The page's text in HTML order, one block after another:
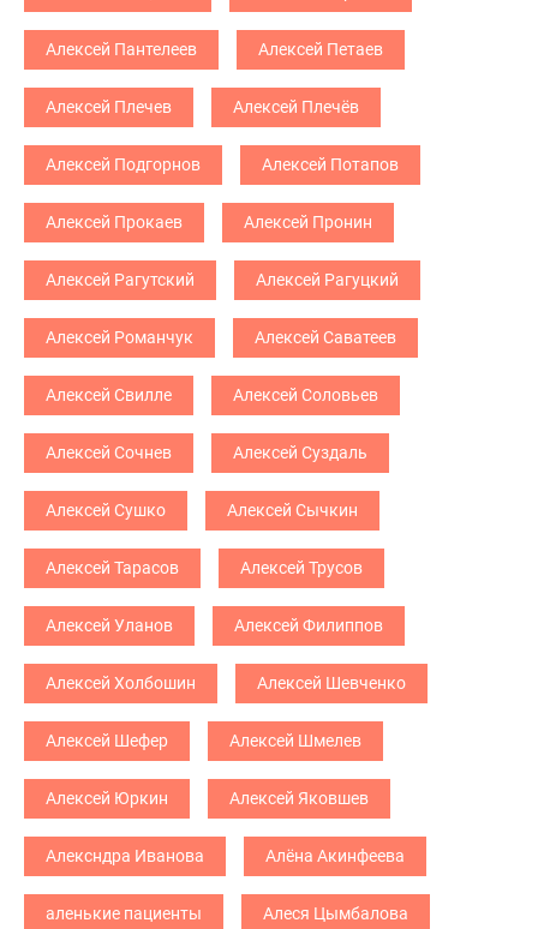
Алексей Пантелеев Алексей Петаев
Алексей Плечев Алексей Плечёв
Алексей Подгорнов Алексей Потапов
Алексей Прокаев Алексей Пронин
Алексей Рагутский Алексей Рагуцкий
Алексей Романчук Алексей Саватеев
Алексей Свилле Алексей Соловьев
Алексей Сочнев Алексей Суздаль
Алексей Сушко Алексей Сычкин
Алексей Тарасов Алексей Трусов
Алексей Уланов Алексей Филиппов
Алексей Холбошин Алексей Шевченко
Алексей Шефер Алексей Шмелев
Алексей Юркин Алексей Яковшев
Алексндра Иванова Алёна Акинфеева
аленькие пациенты Алеся Цымбалова